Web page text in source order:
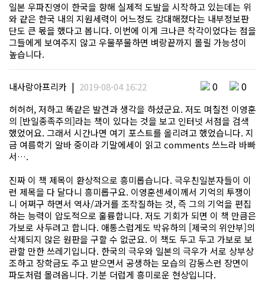
일본 우파진영이 한국을 향해 실제적 도발을 시작하고 있는데는 위
와 같은 한국 내의 지원세력이 어느정도 강대해졌다는 내부정보판
단도 큰 몫을 했다고 봅니다. 이번에 이게 크나큰 착각이었다는 점을
그들에게 보여주지 않고 우물쭈물하면 벼랑끝까지 몰릴 가능성이
높습니다.
내사랑아프리카 | 2019-08-04 16:22 0 0
허허허, 저하고 똑같은 발견과 생각을 하셨군요. 저도 며칠전 이영훈
의 [반일종족주의]라는 책이 있다는 것을 보고 인터넷 서점을 검색
했었어요. 그래서 시간나면 여기 포스트를 올리려고 했었습니다. 지
금 여름학기 알바 중이라 기말에세이 읽고 comments 쓰느라 바빠
서….
진짜 이 책 제목이 환상적으로 흥미롭습니다. 극우친일분자들이 이
런 제목을 다 달다니 흥미롭구요. 이영훈센세이께서 기억의 투쟁이
니 어쩌구 하면서 역사/과거를 조작질하는 것, 즉 그의 기억을 편집
하는 능력이 압도적으로 훌륭합니다. 저도 기회가 되면 이 책 만큼은
가보로 사두려고 합니다. 애통스럽게도 박유하의 [제국의 위안부]의
삭제되지 않은 원판을 구할 수 없군요. 이 책도 두고 두고 가보로 보
관할 만한 쓰레기입니다. 한국의 극우와 일본의 극우가 서로 상부상
조하고 장학금도 주고 받으면서 공생하는 모습의 감동스런 장면이
파도처럼 몰려옵니다. 기분 더럽게 흥미로운 현상입니다.